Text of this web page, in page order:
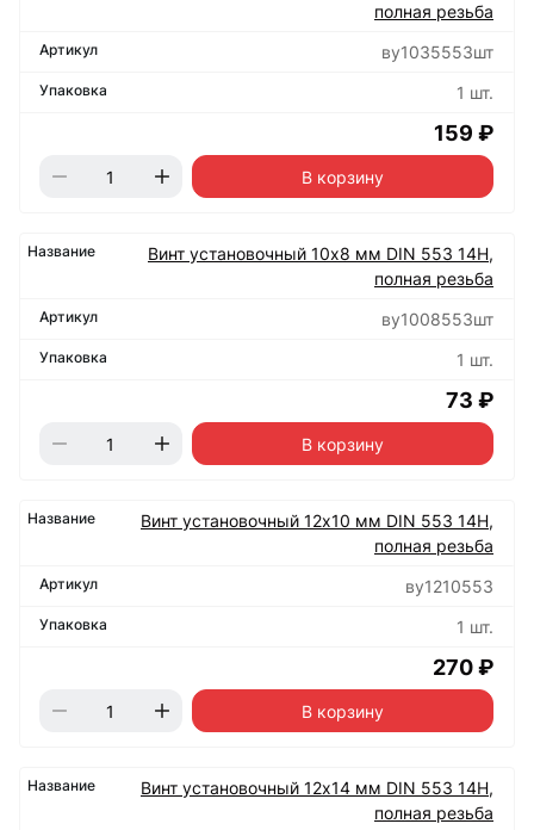
полная резьба
ву1035553шт
1 шт.
159 ₽
В корзину
Винт установочный 10х8 мм DIN 553 14Н,
полная резьба
ву1008553шт
1 шт.
73 ₽
В корзину
Винт установочный 12х10 мм DIN 553 14Н,
полная резьба
ву1210553
1 шт.
270 ₽
В корзину
Винт установочный 12х14 мм DIN 553 14Н,
полная резьба